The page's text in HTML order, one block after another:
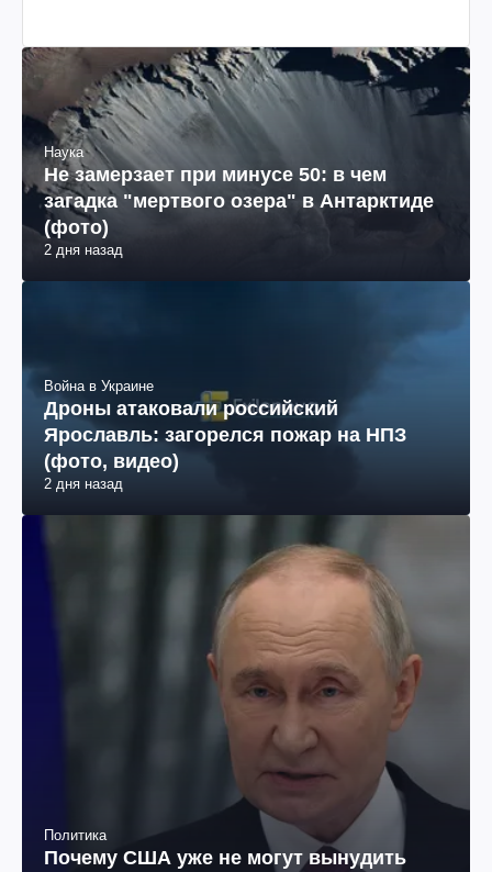
Наука
Не замерзает при минусе 50: в чем
загадка "мертвого озера" в Антарктиде
(фото)
2 дня назад
Война в Украине
Дроны атаковали российский
Ярославль: загорелся пожар на НПЗ
(фото, видео)
2 дня назад
Политика
Почему США уже не могут вынудить